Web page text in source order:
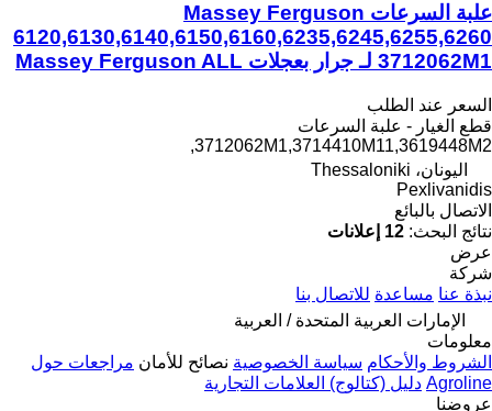
علبة السرعات Massey Ferguson
6120,6130,6140,6150,6160,6235,6245,6255,6260
3712062M1 لـ جرار بعجلات Massey Ferguson ALL
السعر عند الطلب
قطع الغيار - علبة السرعات
3712062M1,3714410M11,3619448M2,
اليونان، Thessaloniki
Pexlivanidis
الاتصال بالبائع
نتائج البحث: 12 إعلانات
عرض
شركة
نبذة عنا مساعدة للاتصال بنا
الإمارات العربية المتحدة / العربية
معلومات
الشروط والأحكام سياسة الخصوصية نصائح للأمان مراجعات حول
Agroline دليل (كتالوج) العلامات التجارية
عروضنا